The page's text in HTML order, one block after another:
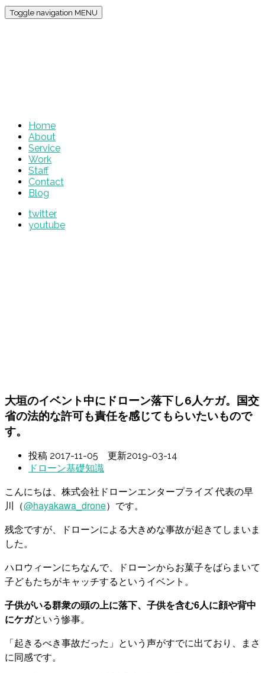
Toggle navigation MENU
Home
About
Service
Work
Staff
Contact
Blog
twitter
youtube
大垣のイベント中にドローン落下し6人ケガ。国交
省の法的な許可も責任を感じてもらいたいもので
す。
投稿 2017-11-05 更新2019-03-14
ドローン基礎知識
こんにちは、株式会社ドローンエンタープライズ 代表の早
川（@hayakawa_drone）です。
残念ですが、ドローンによる大きめな事故が起きてしまいま
した。
ハロウィーンにちなんで、ドローンからお菓子をばらまいて
子どもたちがキャッチするというイベント。
子供がいる群衆の頭の上に落下、子供を含む6人に顔や背中
にケガという惨事。
「起きるべき事故だった」という声がすでに出ており、まさ
に同感です。